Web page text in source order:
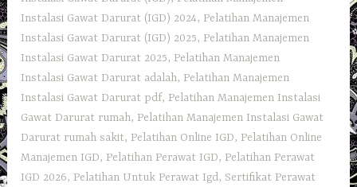
Instalasi Gawat Darurat (IGD) 2024, Pelatihan Manajemen
Instalasi Gawat Darurat (IGD) 2025, Pelatihan Manajemen
Instalasi Gawat Darurat 2025, Pelatihan Manajemen
Instalasi Gawat Darurat adalah, Pelatihan Manajemen
Instalasi Gawat Darurat pdf, Pelatihan Manajemen Instalasi
Gawat Darurat rumah, Pelatihan Manajemen Instalasi Gawat
Darurat rumah sakit, Pelatihan Online IGD, Pelatihan Online
Manajemen IGD, Pelatihan Perawat IGD, Pelatihan Perawat
IGD 2026, Pelatihan Untuk Perawat Igd, Sertifikat Perawat